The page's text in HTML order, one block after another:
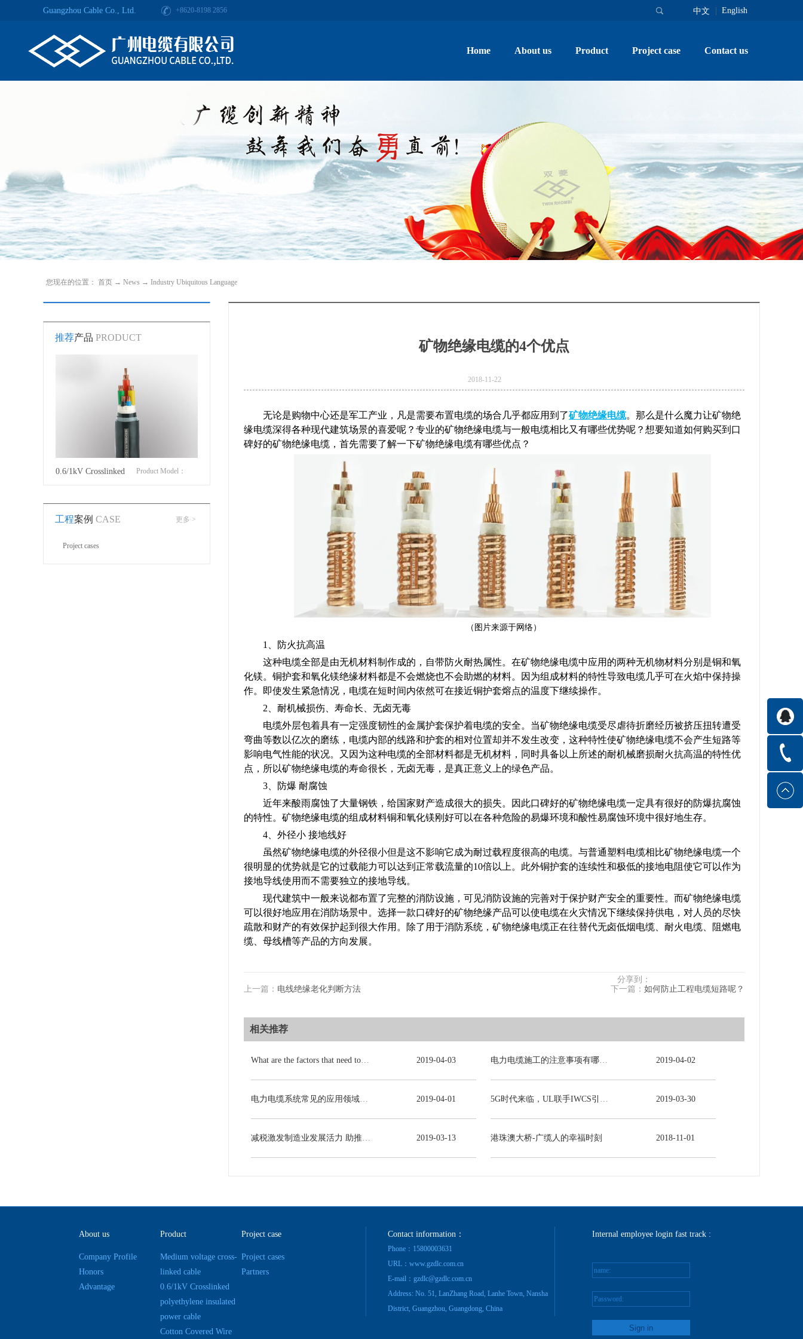
Guangzhou Cable Co., Ltd. +8620-8198 2856 中文 English
Home About us Product Project case Contact us
推荐产品 PRODUCT
0.6/1kV Crosslinked
power cable
Product Model：
BYJ(F)RVVRVVP
工程案例 CASE
Project cases
更多 >
您现在的位置： 首页 → News → Industry Ubiquitous Language
矿物绝缘电缆的4个优点
2018-11-22
无论是购物中心还是军工产业，凡是需要布置电缆的场合几乎都应用到了矿物绝缘电缆。那么是什么魔力让矿物绝
缘电缆深得各种现代建筑场景的喜爱呢？专业的矿物绝缘电缆与一般电缆相比又有哪些优势呢？想要知道如何购买到口
碑好的矿物绝缘电缆，首先需要了解一下矿物绝缘电缆有哪些优点？
（图片来源于网络）
1、防火抗高温
这种电缆全部是由无机材料制作成的，自带防火耐热属性。在矿物绝缘电缆中应用的两种无机物材料分别是铜和氧
化镁。铜护套和氧化镁绝缘材料都是不会燃烧也不会助燃的材料。因为组成材料的特性导致电缆几乎可在火焰中保持操
作。即使发生紧急情况，电缆在短时间内依然可在接近铜护套熔点的温度下继续操作。
2、耐机械损伤、寿命长、无卤无毒
电缆外层包着具有一定强度韧性的金属护套保护着电缆的安全。当矿物绝缘电缆受尽虐待折磨经历被挤压扭转遭受
弯曲等数以亿次的磨练，电缆内部的线路和护套的相对位置却并不发生改变，这种特性使矿物绝缘电缆不会产生短路等
影响电气性能的状况。又因为这种电缆的全部材料都是无机材料，同时具备以上所述的耐机械磨损耐火抗高温的特性优
点，所以矿物绝缘电缆的寿命很长，无卤无毒，是真正意义上的绿色产品。
3、防爆 耐腐蚀
近年来酸雨腐蚀了大量钢铁，给国家财产造成很大的损失。因此口碑好的矿物绝缘电缆一定具有很好的防爆抗腐蚀
的特性。矿物绝缘电缆的组成材料铜和氧化镁刚好可以在各种危险的易爆环境和酸性易腐蚀环境中很好地生存。
4、外径小 接地线好
虽然矿物绝缘电缆的外径很小但是这不影响它成为耐过载程度很高的电缆。与普通塑料电缆相比矿物绝缘电缆一个
很明显的优势就是它的过载能力可以达到正常载流量的10倍以上。此外铜护套的连续性和极低的接地电阻使它可以作为
接地导线使用而不需要独立的接地导线。
现代建筑中一般来说都布置了完整的消防设施，可见消防设施的完善对于保护财产安全的重要性。而矿物绝缘电缆
可以很好地应用在消防场景中。选择一款口碑好的矿物绝缘产品可以使电缆在火灾情况下继续保持供电，对人员的尽快
疏散和财产的有效保护起到很大作用。除了用于消防系统，矿物绝缘电缆正在往替代无卤低烟电缆、耐火电缆、阻燃电
缆、母线槽等产品的方向发展。
分享到：
上一篇： 电线绝缘老化判断方法 下一篇： 如何防止工程电缆短路呢？
相关推荐
What are the factors that need to be consulted in choosing power cables? 2019-04-03 电力电缆施工的注意事项有哪些？ 2019-04-02
电力电缆系统常见的应用领域有哪些？ 2019-04-01 5G时代来临，UL联手IWCS引领线缆行业发展新未来 2019-03-30
减税激发制造业发展活力 助推线缆行业高质量发展 2019-03-13 港珠澳大桥-广缆人的幸福时刻 2018-11-01
About us
Company Profile
Honors
Advantage
Product
Medium voltage cross-
linked cable
0.6/1kV Crosslinked
polyethylene insulated
power cable
Cotton Covered Wire
Project case
Project cases
Partners
Contact information：
Phone：15800003631
URL：www.gzdlc.com.cn
E-mail：gzdlc@gzdlc.com.cn
Address: No. 51, LanZhang Road, Lanhe Town, Nansha
District, Guangzhou, Guangdong, China
Internal employee login fast track :
name:
Password: